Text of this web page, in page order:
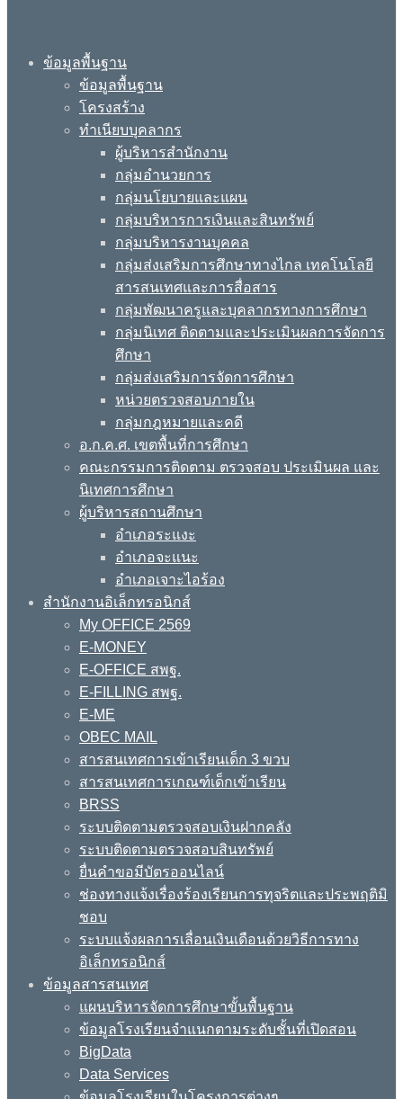
ข้อมูลพื้นฐาน
ข้อมูลพื้นฐาน
โครงสร้าง
ทำเนียบบุคลากร
ผู้บริหารสำนักงาน
กลุ่มอำนวยการ
กลุ่มนโยบายและแผน
กลุ่มบริหารการเงินและสินทรัพย์
กลุ่มบริหารงานบุคคล
กลุ่มส่งเสริมการศึกษาทางไกล เทคโนโลยี
สารสนเทศและการสื่อสาร
กลุ่มพัฒนาครูและบุคลากรทางการศึกษา
กลุ่มนิเทศ ติดตามและประเมินผลการจัดการ
ศึกษา
กลุ่มส่งเสริมการจัดการศึกษา
หน่วยตรวจสอบภายใน
กลุ่มกฎหมายและคดี
อ.ก.ค.ศ. เขตพื้นที่การศึกษา
คณะกรรมการติดตาม ตรวจสอบ ประเมินผล และ
นิเทศการศึกษา
ผู้บริหารสถานศึกษา
อำเภอระแงะ
อำเภอจะแนะ
อำเภอเจาะไอร้อง
สำนักงานอิเล็กทรอนิกส์
My OFFICE 2569
E-MONEY
E-OFFICE สพฐ.
E-FILLING สพฐ.
E-ME
OBEC MAIL
สารสนเทศการเข้าเรียนเด็ก 3 ขวบ
สารสนเทศการเกณฑ์เด็กเข้าเรียน
BRSS
ระบบติดตามตรวจสอบเงินฝากคลัง
ระบบติดตามตรวจสอบสินทรัพย์
ยื่นคำขอมีบัตรออนไลน์
ช่องทางแจ้งเรื่องร้องเรียนการทุจริตและประพฤติมิ
ชอบ
ระบบแจ้งผลการเลื่อนเงินเดือนด้วยวิธีการทาง
อิเล็กทรอนิกส์
ข้อมูลสารสนเทศ
แผนบริหารจัดการศึกษาขั้นพื้นฐาน
ข้อมูลโรงเรียนจำแนกตามระดับชั้นที่เปิดสอน
BigData
Data Services